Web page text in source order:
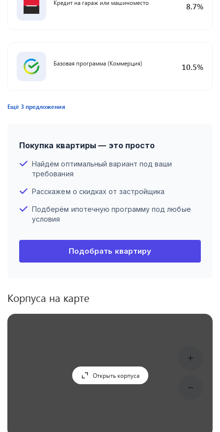
Кредит на гараж или машиноместо 8.7%
Базовая программа (Коммерция) 10.5%
Ещё3предложения
Покупка квартиры — это просто
Найдём оптимальный вариант под ваши
требования
Расскажем о скидках от застройщика
Подберём ипотечную программу под любые
условия
Подобрать квартиру
Корпуса на карте
Открыть корпуса